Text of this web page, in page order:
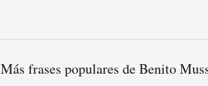
Más frases populares de Benito